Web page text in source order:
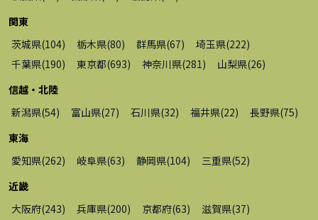
関東
茨城県(104) 栃木県(80) 群馬県(67) 埼玉県(222)
千葉県(190) 東京都(693) 神奈川県(281 ) 山梨県(26)
信越・北陸
新潟県(54) 富山県(27) 石川県(32) 福井県(22) 長野県(75)
東海
愛知県(262) 岐阜県(63) 静岡県(104) 三重県(52)
近畿
大阪府(243) 兵庫県(200) 京都府(63) 滋賀県(37)